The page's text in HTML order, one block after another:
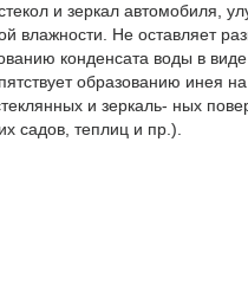
и зеркал автомобиля,
влажности. Не оставляет
конденсата воды в
образованию инея
и зеркаль- ных
садов, теплиц и пр.).